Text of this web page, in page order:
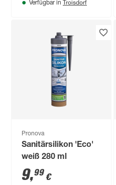
Verfügbar in Troisdorf
Pronova
Sanitärsilikon 'Eco'
weiß 280 ml
9,99 €